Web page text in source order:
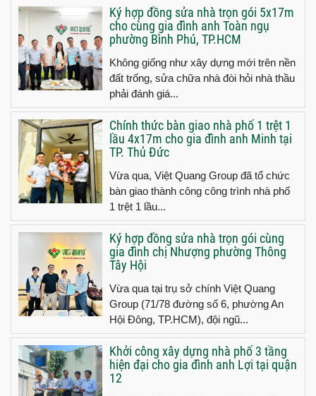
Ký hợp đồng sửa nhà trọn gói 5x17m
cho cùng gia đình anh Toàn ngụ
phường Bình Phú, TP.HCM
Không giống như xây dựng mới trên nền
đất trống, sửa chữa nhà đòi hỏi nhà thầu
phải đánh giá...
Chính thức bàn giao nhà phố 1 trệt 1
lầu 4x17m cho gia đình anh Minh tại
TP. Thủ Đức
Vừa qua, Việt Quang Group đã tổ chức
bàn giao thành công công trình nhà phố
1 trệt 1 lầu...
Ký hợp đồng sửa nhà trọn gói cùng
gia đình chị Nhượng phường Thông
Tây Hội
Vừa qua tại trụ sở chính Việt Quang
Group (71/78 đường số 6, phường An
Hội Đông, TP.HCM), đội ngũ...
Khởi công xây dựng nhà phố 3 tầng
hiện đại cho gia đình anh Lợi tại quận
12